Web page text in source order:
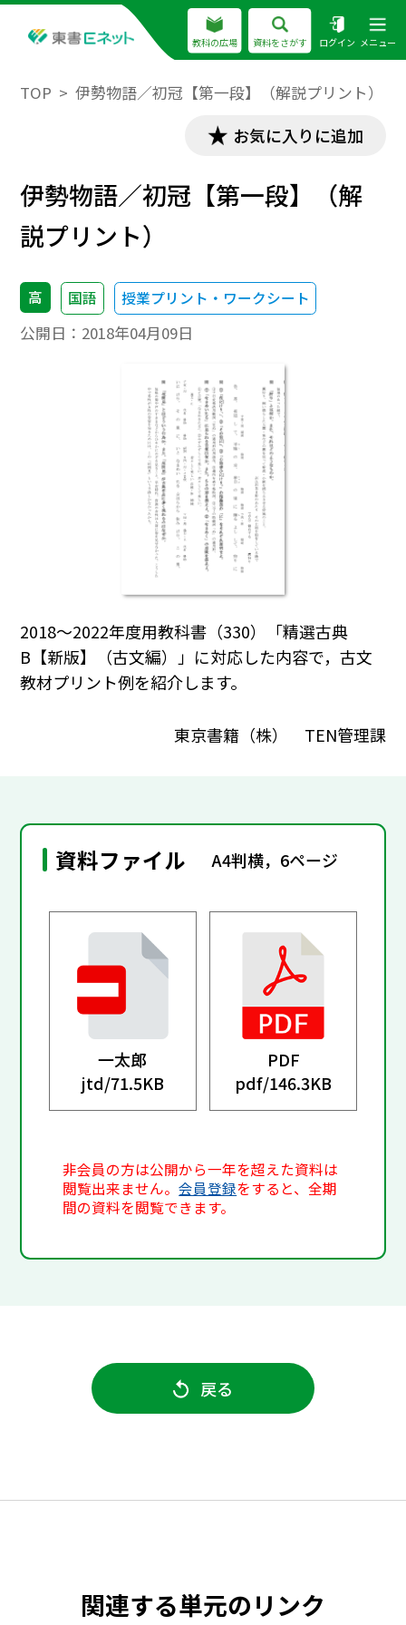
教科の広場 資料をさがす ログイン メニュー
TOP 伊勢物語／初冠【第一段】（解説プリント）
お気に入りに追加
伊勢物語／初冠【第一段】（解
説プリント）
高 国語 授業プリント・ワークシート
公開日： 2018年04月09日
2018～2022年度用教科書（330）「精選古典
B【新版】（古文編）」に対応した内容で，古文
教材プリント例を紹介します。
東京書籍（株） TEN管理課
資料ファイル A4判横，6ページ
一太郎
jtd/71.5KB
PDF
pdf/146.3KB
非会員の方は公開から一年を超えた資料は
閲覧出来ません。会員登録をすると、全期
間の資料を閲覧できます。
戻る
関連する単元のリンク